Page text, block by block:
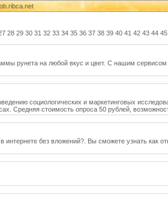
28 29 30 31 32 33 34 35 36 37 38 39 40 41 42 43 44 45
рунета на любой вкус и цвет. С нашим
социологических и маркетинговых
Средняя стоимость опроса 50 рублей,
без вложений?. Вы сможете узнать как